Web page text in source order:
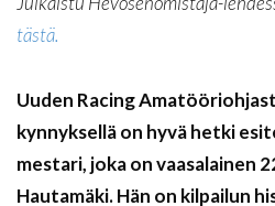
tästä.
Uuden Racing
kynnyksellä on hyvä hetki
mestari, joka on vaasalainen
Hautamäki. Hän on kilpailun